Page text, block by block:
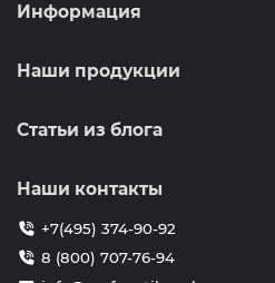
Информация
Наши продукции
Статьи из блога
Наши контакты
+7(495) 374-90-92
8 (800) 707-76-94